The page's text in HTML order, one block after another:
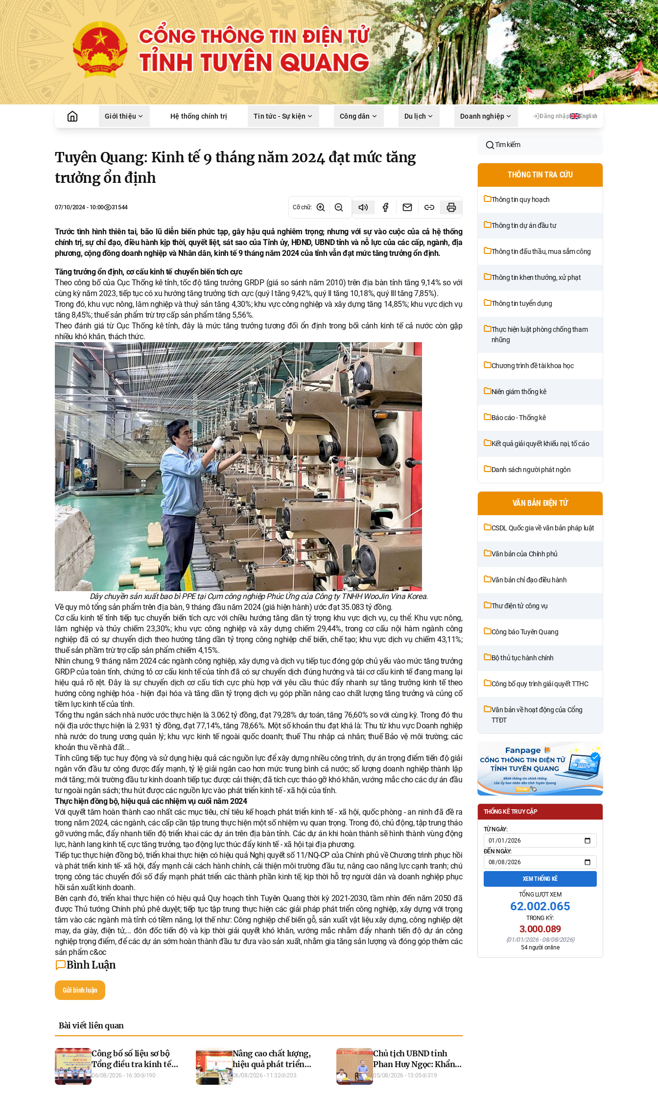
Giới thiệu Hệ thống chính trị Tin tức - Sự kiện Công dân Du lịch Doanh nghiệp Đăng nhập English
Tuyên Quang: Kinh tế 9 tháng năm 2024 đạt mức tăng
trưởng ổn định
07/10/2024 - 10:00 31544 Cỡ chữ:
Trước tình hình thiên tai, bão lũ diễn biến phức tạp, gây hậu quả nghiêm trọng; nhưng với sự vào cuộc của cả hệ thống
chính trị, sự chỉ đạo, điều hành kịp thời, quyết liệt, sát sao của Tỉnh ủy, HĐND, UBND tỉnh và nỗ lực của các cấp, ngành, địa
phương, cộng đồng doanh nghiệp và Nhân dân, kinh tế 9 tháng năm 2024 của tỉnh vẫn đạt mức tăng trưởng ổn định.
Tăng trưởng ổn định, cơ cấu kinh tế chuyển biến tích cực
Theo công bố của Cục Thống kê tỉnh, tốc độ tăng trưởng GRDP (giá so sánh năm 2010) trên địa bàn tỉnh tăng 9,14% so với
cùng kỳ năm 2023, tiếp tục có xu hướng tăng trưởng tích cực (quý I tăng 9,42%, quý II tăng 10,18%, quý III tăng 7,85%).
Trong đó, khu vực nông, lâm nghiệp và thuỷ sản tăng 4,30%; khu vực công nghiệp và xây dựng tăng 14,85%; khu vực dịch vụ
tăng 8,45%; thuế sản phẩm trừ trợ cấp sản phẩm tăng 5,56%.
Theo đánh giá từ Cục Thống kê tỉnh, đây là mức tăng trưởng tương đối ổn định trong bối cảnh kinh tế cả nước còn gặp
nhiều khó khăn, thách thức.
Dây chuyền sản xuất bao bì PPE tại Cụm công nghiệp Phúc Ứng của Công ty TNHH WooJin Vina Korea.
Về quy mô tổng sản phẩm trên địa bàn, 9 tháng đầu năm 2024 (giá hiện hành) ước đạt 35.083 tỷ đồng.
Cơ cấu kinh tế tỉnh tiếp tục chuyển biến tích cực với chiều hướng tăng dần tỷ trọng khu vực dịch vụ, cụ thể: Khu vực nông,
lâm nghiệp và thủy chiếm 23,30%; khu vực công nghiệp và xây dựng chiếm 29,44%, trong cơ cấu nội hàm ngành công
nghiệp đã có sự chuyển dịch theo hướng tăng dần tỷ trọng công nghiệp chế biến, chế tạo; khu vực dịch vụ chiếm 43,11%;
thuế sản phầm trừ trợ cấp sản phẩm chiếm 4,15%.
Nhìn chung, 9 tháng năm 2024 các ngành công nghiệp, xây dựng và dịch vụ tiếp tục đóng góp chủ yếu vào mức tăng trưởng
GRDP của toàn tỉnh, chứng tỏ cơ cấu kinh tế của tỉnh đã có sự chuyển dịch đúng hướng và tái cơ cấu kinh tế đang mang lại
hiệu quả rõ rệt. Đây là sự chuyển dịch cơ cấu tích cực phù hợp với yêu cầu thúc đẩy nhanh sự tăng trưởng kinh tế theo
hướng công nghiệp hóa - hiện đại hóa và tăng dần tỷ trọng dịch vụ góp phần nâng cao chất lượng tăng trưởng và củng cố
tiềm lực kinh tế của tỉnh.
Tổng thu ngân sách nhà nước ước thực hiện là 3.062 tỷ đồng, đạt 79,28% dự toán, tăng 76,60% so với cùng kỳ. Trong đó thu
nội địa ước thực hiện là 2.931 tỷ đồng, đạt 77,14%, tăng 78,66%. Một số khoản thu đạt khá là: Thu từ khu vực Doanh nghiệp
nhà nước do trung ương quản lý; khu vực kinh tế ngoài quốc doanh; thuế Thu nhập cá nhân; thuế Bảo vệ môi trường; các
khoản thu về nhà đất...
Tỉnh cũng tiếp tục huy động và sử dụng hiệu quả các nguồn lực để xây dựng nhiều công trình, dự án trọng điểm tiến độ giải
ngân vốn đầu tư công được đẩy mạnh, tỷ lệ giải ngân cao hơn mức trung bình cả nước; số lượng doanh nghiệp thành lập
mới tăng; môi trường đầu tư kinh doanh tiếp tục được cải thiện; đã tích cực tháo gỡ khó khăn, vướng mắc cho các dự án đầu
tư ngoài ngân sách; thu hút được các nguồn lực vào phát triển kinh tế - xã hội của tỉnh.
Thực hiện đồng bộ, hiệu quả các nhiệm vụ cuối năm 2024
Với quyết tâm hoàn thành cao nhất các mục tiêu, chỉ tiêu kế hoạch phát triển kinh tế - xã hội, quốc phòng - an ninh đã đề ra
trong năm 2024, các ngành, các cấp cần tập trung thực hiện một số nhiệm vụ quan trọng. Trong đó, chủ động, tập trung tháo
gỡ vướng mắc, đẩy nhanh tiến độ triển khai các dự án trên địa bàn tỉnh. Các dự án khi hoàn thành sẽ hình thành vùng động
lực, hành lang kinh tế, cực tăng trưởng, tạo động lực thúc đẩy kinh tế - xã hội tại địa phương.
Tiếp tục thực hiện đồng bộ, triển khai thực hiện có hiệu quả Nghị quyết số 11/NQ-CP của Chính phủ về Chương trình phục hồi
và phát triển kinh tế- xã hội, đẩy mạnh cải cách hành chính, cải thiện môi trường đầu tư, nâng cao năng lực cạnh tranh; chú
trọng công tác chuyển đổi số đẩy mạnh phát triển các thành phần kinh tế; kịp thời hỗ trợ người dân và doanh nghiệp phục
hồi sản xuất kinh doanh.
Bên cạnh đó, triển khai thực hiện có hiệu quả Quy hoạch tỉnh Tuyên Quang thời kỳ 2021-2030, tầm nhìn đến năm 2050 đã
được Thủ tướng Chính phủ phê duyệt; tiếp tục tập trung thực hiện các giải pháp phát triển công nghiệp, xây dựng với trọng
tâm vào các ngành mà tỉnh có tiềm năng, lợi thế như: Công nghiệp chế biến gỗ, sản xuất vật liệu xây dựng, công nghiệp dệt
may, da giày, điện tử,... đôn đốc tiến độ và kịp thời giải quyết khó khăn, vướng mắc nhằm đẩy nhanh tiến độ dự án công
nghiệp trọng điểm, để các dự án sớm hoàn thành đầu tư đưa vào sản xuất, nhằm gia tăng sản lượng và đóng góp thêm các
sản phẩm c&oc
Bình Luận
Gửi bình luận
Bài viết liên quan
Công bố số liệu sơ bộ
Tổng điều tra kinh tế
năm 2026
06/08/2026 - 16:30 190
Nâng cao chất lượng,
hiệu quả phát triển
kinh tế tập thể
06/08/2026 - 11:32 203
Chủ tịch UBND tỉnh
Phan Huy Ngọc: Khẩn
trương tháo gỡ dứt
05/08/2026 - 13:05 319
Tìm kiếm
THÔNG TIN TRA CỨU
Thông tin quy hoạch
Thông tin dự án đầu tư
Thông tin đấu thầu, mua sắm công
Thông tin khen thưởng, xử phạt
Thông tin tuyển dụng
Thực hiện luật phòng chống tham
nhũng
Chương trình đề tài khoa học
Niên giám thống kê
Báo cáo - Thống kê
Kết quả giải quyết khiếu nại, tố cáo
Danh sách người phát ngôn
VĂN BẢN ĐIỆN TỬ
CSDL Quốc gia về văn bản pháp luật
Văn bản của Chính phủ
Văn bản chỉ đạo điều hành
Thư điện tử công vụ
Công báo Tuyên Quang
Bộ thủ tục hành chính
Công bố quy trình giải quyết TTHC
Văn bản về hoạt động của Cổng
TTĐT
THỐNG KÊ TRUY CẬP
TỪ NGÀY:
ĐẾN NGÀY:
XEM THỐNG KÊ
TỔNG LƯỢT XEM
62.002.065
TRONG KỲ:
3.000.089
(01/01/2026-08/08/2026)
54người online